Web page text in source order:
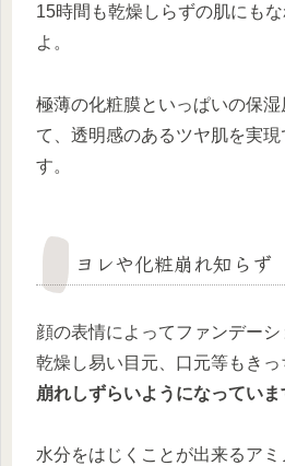
15時間も乾燥しらずの肌にも
よ。
極薄の化粧膜といっぱいの保
て、透明感のあるツヤ肌を実
す。
ヨレや化粧崩れ知らず
顔の表情によってファンデーシ
乾燥し易い目元、口元等もきっ
崩れしずらいようになっていま
水分をはじくことが出来るア